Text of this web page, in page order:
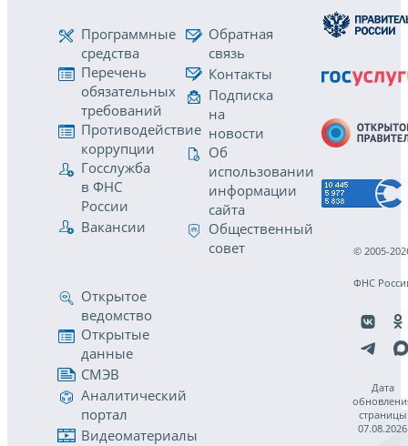
Программные
средства
Перечень
обязательных
требований
Противодействие
коррупции
Госслужба
в ФНС
России
Вакансии
Обратная
связь
Контакты
Подписка
на
новости
Об
использовании
информации
сайта
Общественный
совет
Открытое
ведомство
Открытые
данные
СМЭВ
Аналитический
портал
Видеоматериалы
© 2005-
ФНС
Дата
страницы
07.08.2026